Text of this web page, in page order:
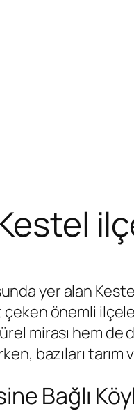
yer alan
önemli
mirası hem de
bazıları tarım
Bağlı